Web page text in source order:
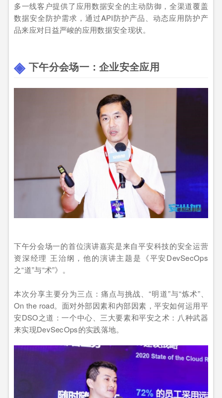
多一线客户提供了应用数据安全的主动防御，全渠道覆盖
数据安全防护需求，通过API防护产品、动态应用防护产
品来应对日益严峻的应用数据安全现状。
下午分会场一：企业安全应用
下午分会场一的首位演讲嘉宾是来自平安科技的安全运营
资深经理 王治纲，他的演讲主题是《平安DevSecOps
之“道”与“术”》。
本次分享主要分为三点：痛点与挑战、“明道”与“炼术”、
On the road。面对外部因素和内部因素，平安如何运用平
安DSO之道：一个中心、三大要素和平安之术：八种武器
来实现DevSecOps的实践落地。